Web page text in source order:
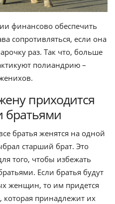
финансово обеспечить
сопротивляться, если она
раз. Так что, больше
полиандрию –
приходится
братьями
братья женятся на одной
старший брат. Это
того, чтобы избежать
Если братья будут
женщин, то им придется
принадлежит их